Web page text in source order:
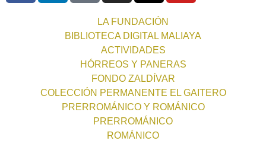
LA FUNDACIÓN
BIBLIOTECA DIGITAL MALIAYA
ACTIVIDADES
HÓRREOS Y PANERAS
FONDO ZALDÍVAR
COLECCIÓN PERMANENTE EL GAITERO
PRERROMÁNICO Y ROMÁNICO
PRERROMÁNICO
ROMÁNICO